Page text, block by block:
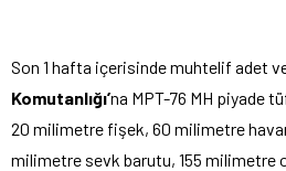
Son 1 hafta içerisinde muhtelif adet
Komutanlığı’na MPT-76 MH piyade
20 milimetre fişek, 60 milimetre
milimetre sevk barutu, 155 milimetre